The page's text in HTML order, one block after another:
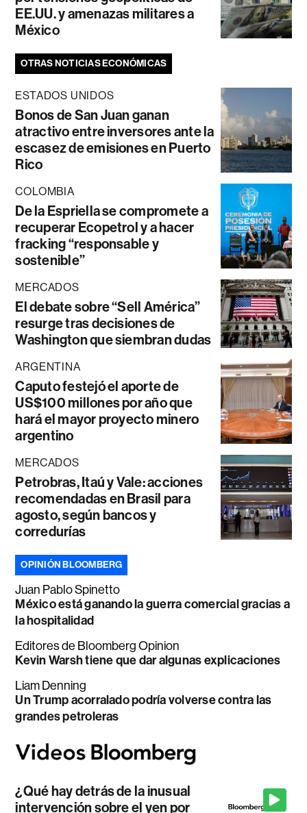
EE.UU. y amenazas militares a
México
OTRAS NOTICIAS ECONÓMICAS
ESTADOS UNIDOS
Bonos de San Juan ganan
atractivo entre inversores ante la
escasez de emisiones en Puerto
Rico
COLOMBIA
De la Espriella se compromete a
recuperar Ecopetrol y a hacer
fracking “responsable y
sostenible”
MERCADOS
El debate sobre “Sell América”
resurge tras decisiones de
Washington que siembran dudas
ARGENTINA
Caputo festejó el aporte de
US$100 millones por año que
hará el mayor proyecto minero
argentino
MERCADOS
Petrobras, Itaú y Vale: acciones
recomendadas en Brasil para
agosto, según bancos y
corredurías
OPINIÓN BLOOMBERG
Juan Pablo Spinetto
México está ganando la guerra comercial gracias a
la hospitalidad
Editores de Bloomberg Opinion
Kevin Warsh tiene que dar algunas explicaciones
Liam Denning
Un Trump acorralado podría volverse contra las
grandes petroleras
¿Qué hay detrás de la inusual
intervención sobre el yen por